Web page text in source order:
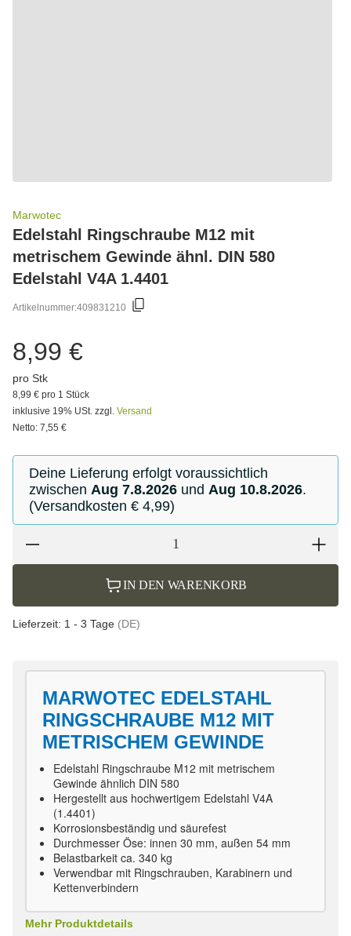
Marwotec
Edelstahl Ringschraube M12 mit
metrischem Gewinde ähnl. DIN 580
Edelstahl V4A 1.4401
Artikelnummer:409831210
8,99 €
pro Stk
8,99 € pro 1 Stück
inklusive 19% USt. zzgl. Versand
Netto: 7,55 €
Deine Lieferung erfolgt voraussichtlich
zwischen Aug 7.8.2026 und Aug 10.8.2026.
(Versandkosten € 4,99)
IN DEN WARENKORB
Lieferzeit: 1 - 3 Tage (DE)
MARWOTEC EDELSTAHL
RINGSCHRAUBE M12 MIT
METRISCHEM GEWINDE
Edelstahl Ringschraube M12 mit metrischem
Gewinde ähnlich DIN 580
Hergestellt aus hochwertigem Edelstahl V4A
(1.4401)
Korrosionsbeständig und säurefest
Durchmesser Öse: innen 30 mm, außen 54 mm
Belastbarkeit ca. 340 kg
Verwendbar mit Ringschrauben, Karabinern und
Kettenverbindern
Mehr Produktdetails